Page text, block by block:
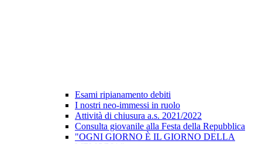
Esami ripianamento debiti
I nostri neo-immessi in ruolo
Attività di chiusura a.s. 2021/2022
Consulta giovanile alla Festa della Repubblica
"OGNI GIORNO È IL GIORNO DELLA